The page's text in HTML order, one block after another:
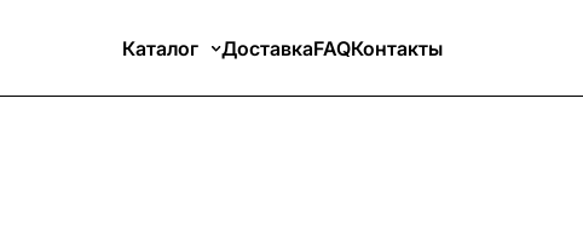
Каталог ДоставкаFAQКонтакты